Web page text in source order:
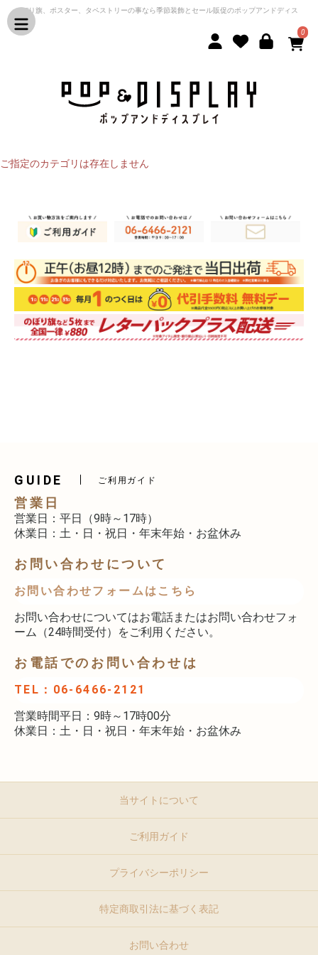
のぼり旗、ポスター、タペストリーの事なら季節装飾とセール販促のポップアンドディス
プレイ
0
ご指定のカテゴリは存在しません
GUIDE ご利用ガイド
営業日
営業日：平日（9時～17時）
休業日：土・日・祝日・年末年始・お盆休み
お問い合わせについて
お問い合わせフォームはこちら
お問い合わせについてはお電話またはお問い合わせフォ
ーム（24時間受付）をご利用ください。
お電話でのお問い合わせは
TEL：06-6466-2121
営業時間平日：9時～17時00分
休業日：土・日・祝日・年末年始・お盆休み
当サイトについて
ご利用ガイド
プライバシーポリシー
特定商取引法に基づく表記
お問い合わせ